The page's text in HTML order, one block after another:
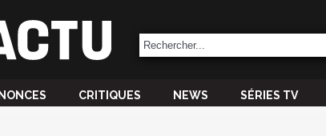
CRITIQUES NEWS SÉRIES TV